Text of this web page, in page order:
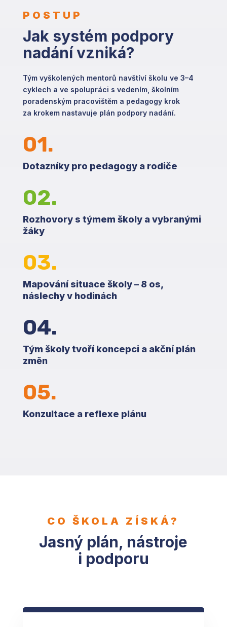
POSTUP
Jak systém podpory
nadání vzniká?
Tým vyškolených mentorů navštíví školu ve 3–4
cyklech a ve spolupráci s vedením, školním
poradenským pracovištěm a pedagogy krok
za krokem nastavuje plán podpory nadání.
01.
Dotazníky pro pedagogy a rodiče
02.
Rozhovory s týmem školy a vybranými
žáky
03.
Mapování situace školy – 8 os,
náslechy v hodinách
04.
Tým školy tvoří koncepci a akční plán
změn
05.
Konzultace a reflexe plánu
CO ŠKOLA ZÍSKÁ?
Jasný plán, nástroje
i podporu